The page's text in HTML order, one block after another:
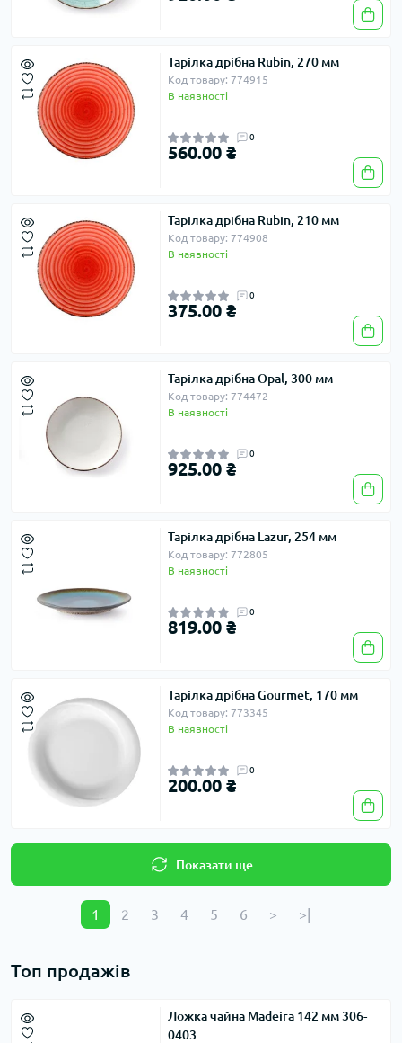
Тарілка дрібна Rubin, 270 мм
Код товару: 774915
В наявності
0
560.00 ₴
Тарілка дрібна Rubin, 210 мм
Код товару: 774908
В наявності
0
375.00 ₴
Тарілка дрібна Opal, 300 мм
Код товару: 774472
В наявності
0
925.00 ₴
Тарілка дрібна Lazur, 254 мм
Код товару: 772805
В наявності
0
819.00 ₴
Тарілка дрібна Gourmet, 170 мм
Код товару: 773345
В наявності
0
200.00 ₴
Показати ще
1 2 3 4 5 6 > >|
Топ продажів
Ложка чайна Madeira 142 мм 306-
0403